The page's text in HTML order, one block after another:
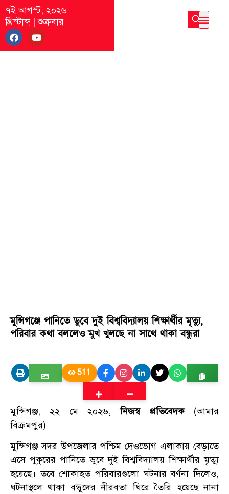
৭ই আগস্ট, ২০২৬
খ্রিস্টাব্দ|শুক্রবার
মুন্সিগঞ্জে পানিতে ডুবে দুই বিশ্ববিদ্যালয় শিক্ষার্থীর মৃত্যু,
পরিবার কথা বললেও মুখ খুলছে না সাথে থাকা বন্ধুরা
511
মুন্সিগঞ্জ, ২২ মে ২০২৬,নিজস্ব প্রতিবেদক(আমার
বিক্রমপুর)
মুন্সিগঞ্জ সদর উপজেলার পশ্চিম দেওভোগ এলাকায় বেড়াতে
এসে পুকুরের পানিতে ডুবে দুই বিশ্ববিদ্যালয় শিক্ষার্থীর মৃত্যু
হয়েছে। তবে শোকাহত পরিবারগুলো ঘটনার বর্ণনা দিলেও,
ঘটনাস্থলে থাকা বন্ধুদের নীরবতা ঘিরে তৈরি হয়েছে নানা